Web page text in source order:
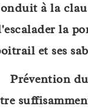
à la
la
et ses
Prévention du